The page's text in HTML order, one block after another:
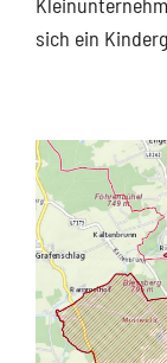
sich ein